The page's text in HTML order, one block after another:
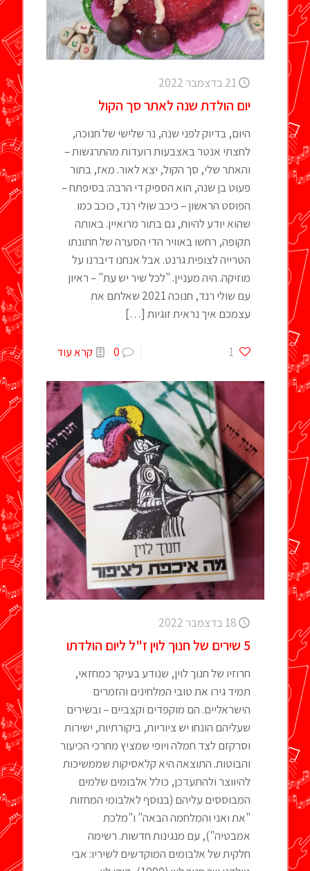
21 בדצמבר 2022
יום הולדת שנה לאתר סך הקול
היום, בדיוק לפני שנה, נר שלישי של חנוכה,
לחצתי אנטר באצבעות רועדות מהתרגשות –
והאתר שלי, סך הקול, יצא לאור. מאז, בתור
פעוט בן שנה, הוא הספיק די הרבה: בסיפתח –
הפוסט הראשון – כיכב שולי רנד, כוכב כמו
שהוא יודע להיות, גם בתור מרואיין. באותה
תקופה, רחשו באוויר הדי הסערה של חתונתו
הטרייה לצופית גרנט. אבל אנחנו דיברנו על
מוזיקה. היה מעניין. "לכל שיר יש עת" – ראיון
עם שולי רנד, חנוכה 2021 שאלתם את
עצמכם איך נראית זוגיות […]
1
0 קרא עוד
18 בדצמבר 2022
5 שירים של חנוך לוין ז"ל ליום הולדתו
חרוזיו של חנוך לוין, שנודע בעיקר כמחזאי,
תמיד גירו את טובי המלחינים והזמרים
הישראליים. הם מוקפדים וקצביים – ובשירים
שעליהם הונחו יש ציוריות, ביקורתיות, ישירות
וסרקזם לצד חמלה ויופי שמציץ מחרכי הכיעור
והבוטות. התוצאה היא קלאסיקות שממשיכות
להיווצר ולהתעדכן, כולל אלבומים שלמים
המבוססים עליהם (בנוסף לאלבומי המחזות
"את ואני והמלחמה הבאה" ו"מלכת
אמבטיה"), עם מנגינות חדשות. רשימה
חלקית של אלבומים המוקדשים לשיריו: אבי